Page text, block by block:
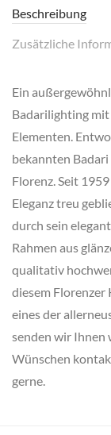
Beschreibung
Zusätzliche
Ein
Badarilighting
Elementen.
bekannten
Florenz. Seit
Eleganz treu
durch sein
Rahmen aus
qualitativ
diesem Florenzer
eines der
senden wir Ihnen
Wünschen
gerne.